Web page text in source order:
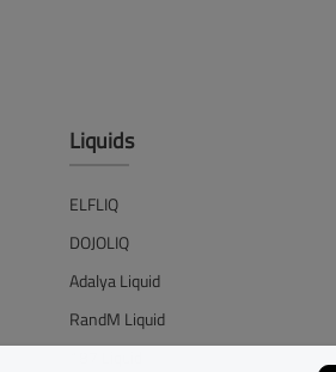
Liquids
ELFLIQ
DOJOLIQ
Adalya Liquid
RandM Liquid